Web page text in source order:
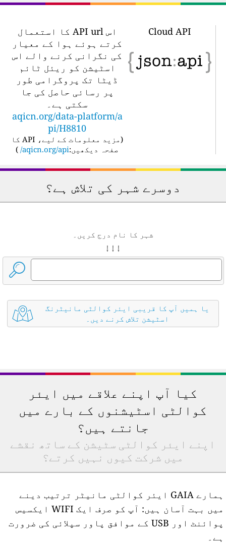
Cloud API
اس API url کا استعمال
کرتے ہوئے ہوا کے معیار
کی نگرانی کرنے والے اس
اسٹیشن کو ریئل ٹائم
ڈیٹا تک پروگرامی طور
پر رسائی حاصل کی جا
سکتی ہے۔
aqicn.org/data-platform/a
pi/H8810
مزید معلومات کے لیے، API کا
صفحہ دیکھیں:aqicn.org/api/
)
دوسرے شہر کی تلاش ہے؟
شہر کا نام درج کریں۔
↓ ↓ ↓
یا ہمیں آپ کا قریبی ایئر کوالٹی مانیٹرنگ
اسٹیشن تلاش کرنے دیں۔
کیا آپ اپنے علاقے میں ایئر
کوالٹی اسٹیشنوں کے بارے میں
جانتے ہیں؟
اپنے ایئر کوالٹی سٹیشن کے ساتھ نقشے
میں شرکت کیوں نہیں کرتے؟
ہمارے GAIA ایئر کوالٹی مانیٹر ترتیب دینے
میں بہت آسان ہیں: آپ کو صرف ایک WIFI ایکسیس
پوائنٹ اور USB کے موافق پاور سپلائی کی ضرورت
ہے۔